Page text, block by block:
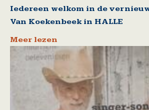
Iedereen welkom in de
Van Koekenbeek in HALLE
Meer lezen